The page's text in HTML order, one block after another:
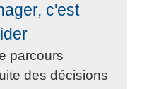
c'est
parcours
des décisions